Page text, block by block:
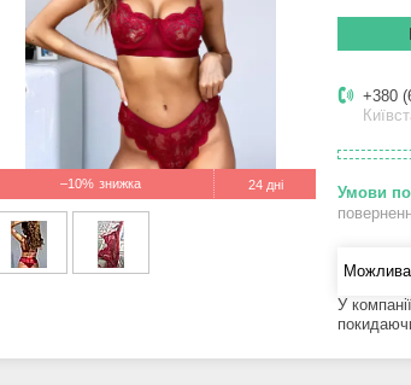
–10% 24 дні
+380
У